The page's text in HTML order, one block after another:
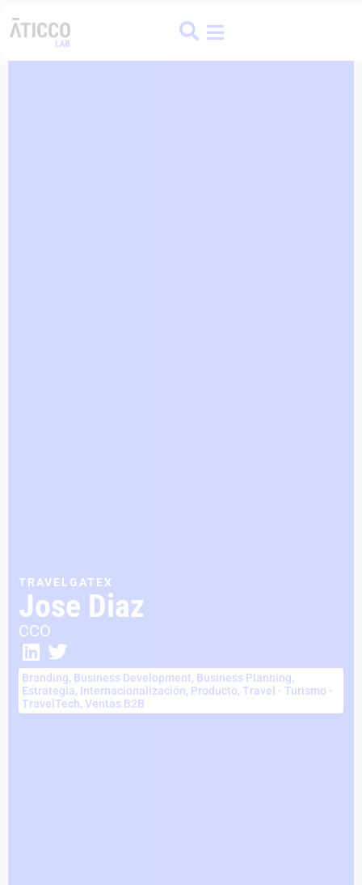
TRAVELGATEX
Jose Diaz
CCO
Branding, Business Development, Business Planning,
Estrategia, Internacionalización, Producto, Travel - Turismo -
TravelTech, Ventas B2B